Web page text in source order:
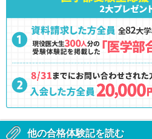
他の合格体験記を読む